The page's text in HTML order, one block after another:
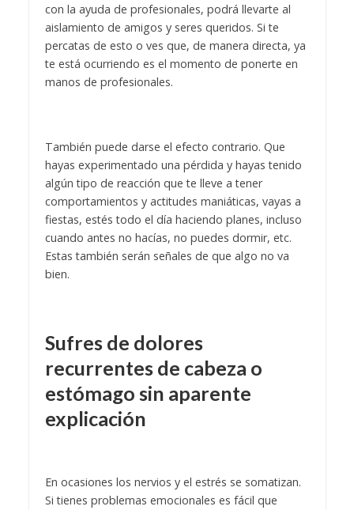
con la ayuda de profesionales, podrá llevarte al
aislamiento de amigos y seres queridos. Si te
percatas de esto o ves que, de manera directa, ya
te está ocurriendo es el momento de ponerte en
manos de profesionales.
También puede darse el efecto contrario. Que
hayas experimentado una pérdida y hayas tenido
algún tipo de reacción que te lleve a tener
comportamientos y actitudes maniáticas, vayas a
fiestas, estés todo el día haciendo planes, incluso
cuando antes no hacías, no puedes dormir, etc.
Estas también serán señales de que algo no va
bien.
Sufres de dolores
recurrentes de cabeza o
estómago sin aparente
explicación
En ocasiones los nervios y el estrés se somatizan.
Si tienes problemas emocionales es fácil que